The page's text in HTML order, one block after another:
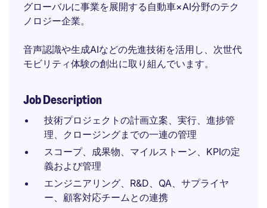
グローバルに事業を展開する自動車×AI分野のテク
ノロジー企業。
音声認識や生成AIなどの先進技術を活用し、次世代
モビリティ体験の創出に取り組んでいます。
Job Description
技術プロジェクトの計画立案、実行、進捗管
理、クロージングまでの一連の管理
スコープ、成果物、マイルストーン、KPIの定
義および管理
エンジニアリング、R&D、QA、サプライヤ
ー、顧客対応チームとの連携